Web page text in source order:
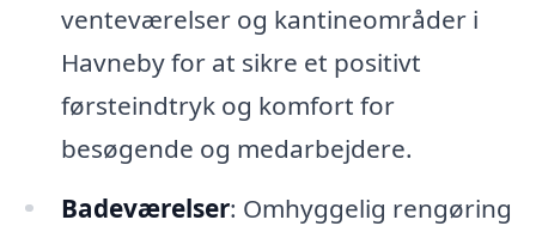
venteværelser og kantineområder i
Havneby for at sikre et positivt
førsteindtryk og komfort for
besøgende og medarbejdere.
Badeværelser: Omhyggelig rengøring